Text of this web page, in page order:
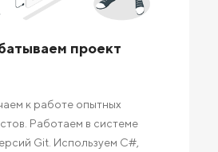
проект
к работе опытных
Работаем в системе
Git. Используем C#,